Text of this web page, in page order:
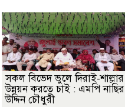
সকল বিভেদ ভুলে দিরাই-শাল্লার
উন্নয়ন করতে চাই : এমপি নাছির
উদ্দিন চৌধুরী